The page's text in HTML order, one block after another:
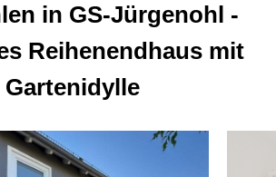
in GS-Jürgenohl -
Reihenendhaus mit
Gartenidylle